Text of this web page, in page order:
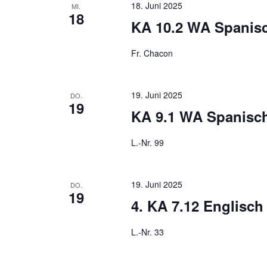
MI.
18
18. Juni 2025
KA 10.2 WA
Fr. Chacon
DO.
19
19. Juni 2025
KA 9.1 WA
L.-Nr. 99
DO.
19
19. Juni 2025
4. KA 7.12 Englisch
L.-Nr. 33